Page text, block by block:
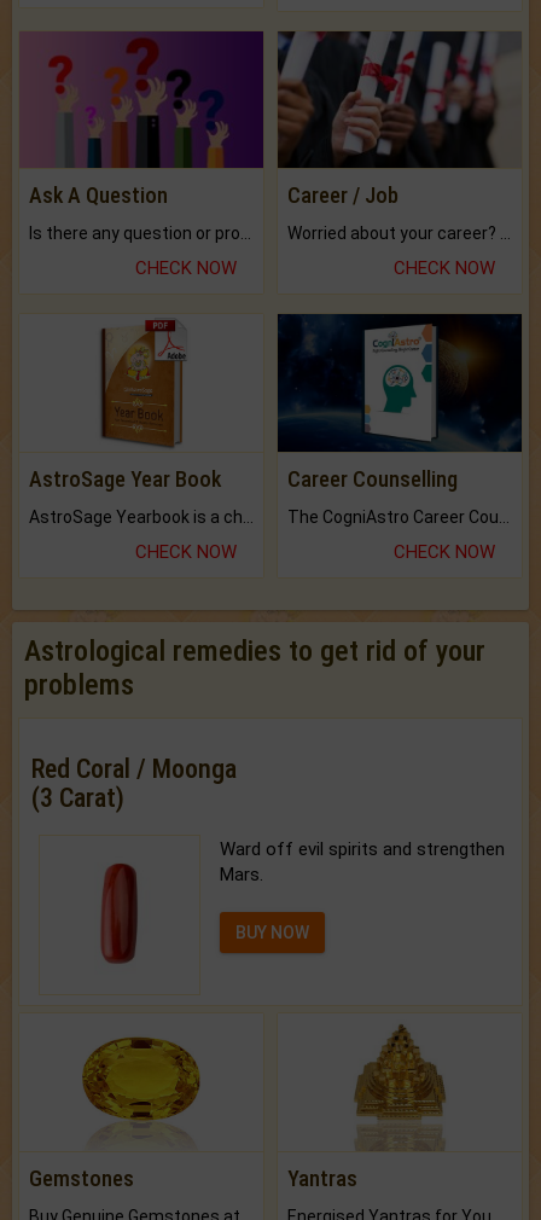
Ask A Question
CHECK NOW
Career / Job
CHECK NOW
AstroSage Year Book
CHECK NOW
Career Counselling
CHECK NOW
Astrological remedies to get rid of your
problems
Red Coral / Moonga
(3 Carat)
Ward off evil spirits and strengthen
Mars.
BUY NOW
Gemstones Yantras